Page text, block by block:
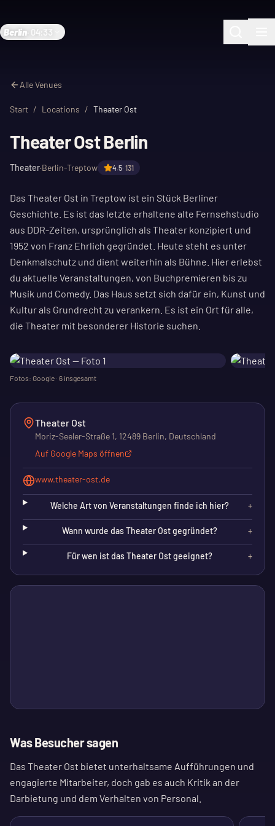
Berlin 04:33
Alle Venues
Start / Locations / Theater Ost
Theater Ost Berlin
Theater·Berlin-Treptow 4.5· 131
Das Theater Ost in Treptow ist ein Stück Berliner
Geschichte. Es ist das letzte erhaltene alte Fernsehstudio
aus DDR-Zeiten, ursprünglich als Theater konzipiert und
1952 von Franz Ehrlich gegründet. Heute steht es unter
Denkmalschutz und dient weiterhin als Bühne. Hier erlebst
du aktuelle Veranstaltungen, von Buchpremieren bis zu
Musik und Comedy. Das Haus setzt sich dafür ein, Kunst und
Kultur als Grundrecht zu verankern. Es ist ein Ort für alle,
die Theater mit besonderer Historie suchen.
Fotos: Google · 6 insgesamt
Theater Ost
Moriz-Seeler-Straße 1, 12489 Berlin, Deutschland
Auf Google Maps öffnen
www.theater-ost.de
Welche Art von Veranstaltungen finde ich hier? +
Wann wurde das Theater Ost gegründet? +
Für wen ist das Theater Ost geeignet? +
Was Besucher sagen
Das Theater Ost bietet unterhaltsame Aufführungen und
engagierte Mitarbeiter, doch gab es auch Kritik an der
Darbietung und dem Verhalten von Personal.